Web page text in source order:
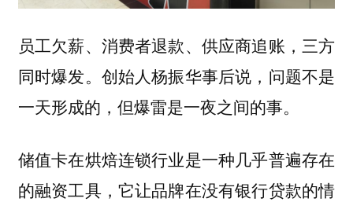
员工欠薪、消费者退款、供应商追账，三方
同时爆发。创始人杨振华事后说，问题不是
一天形成的，但爆雷是一夜之间的事。
储值卡在烘焙连锁行业是一种几乎普遍存在
的融资工具，它让品牌在没有银行贷款的情